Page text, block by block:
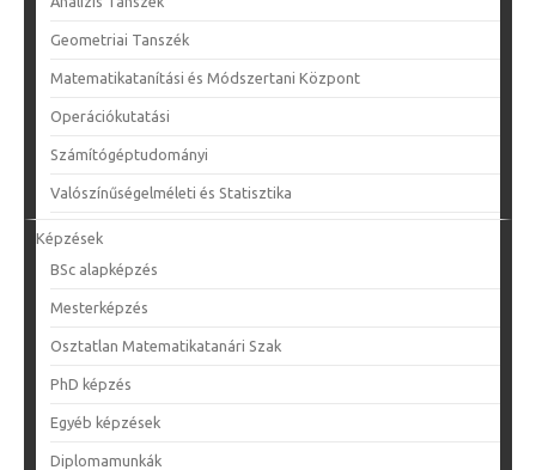
Geometriai Tanszék
Matematikatanítási és Módszertani Központ
Operációkutatási
Számítógéptudományi
Valószínűségelméleti és Statisztika
Képzések
BSc alapképzés
Mesterképzés
Osztatlan Matematikatanári Szak
PhD képzés
Egyéb képzések
Diplomamunkák